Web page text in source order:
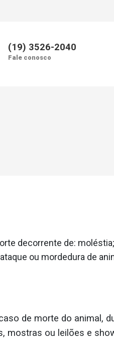
(19) 3526-2040
Fale conosco
decorrente de: moléstia;
ou mordedura de
de morte do animal,
mostras ou leilões e